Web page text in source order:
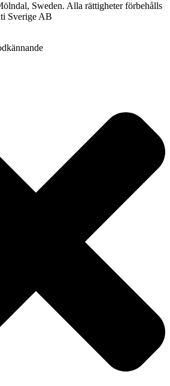
Sweden. Alla rättigheter förbehålls
Sverige AB